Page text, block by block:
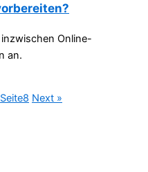
Online-
an.
Seite8 Next »